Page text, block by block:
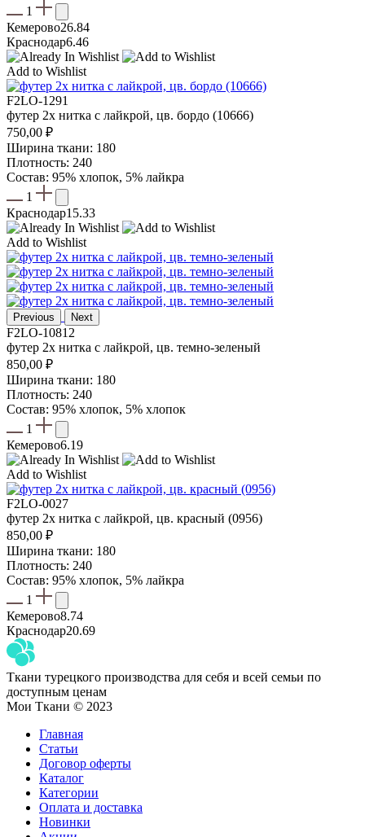
1
Кемерово26.84
Краснодар6.46
Add to Wishlist
F2LO-1291
футер 2х нитка с лайкрой, цв. бордо (10666)
750,00 ₽
Ширина ткани: 180
Плотность: 240
Состав: 95% хлопок, 5% лайкра
1
Краснодар15.33
Add to Wishlist
Previous Next
F2LO-10812
футер 2х нитка с лайкрой, цв. темно-зеленый
850,00 ₽
Ширина ткани: 180
Плотность: 240
Состав: 95% хлопок, 5% хлопок
1
Кемерово6.19
Add to Wishlist
F2LO-0027
футер 2х нитка с лайкрой, цв. красный (0956)
850,00 ₽
Ширина ткани: 180
Плотность: 240
Состав: 95% хлопок, 5% лайкра
1
Кемерово8.74
Краснодар20.69
Ткани турецкого производства для себя и всей семьи по
доступным ценам
Мои Ткани © 2023
Главная
Статьи
Договор оферты
Каталог
Категории
Оплата и доставка
Новинки